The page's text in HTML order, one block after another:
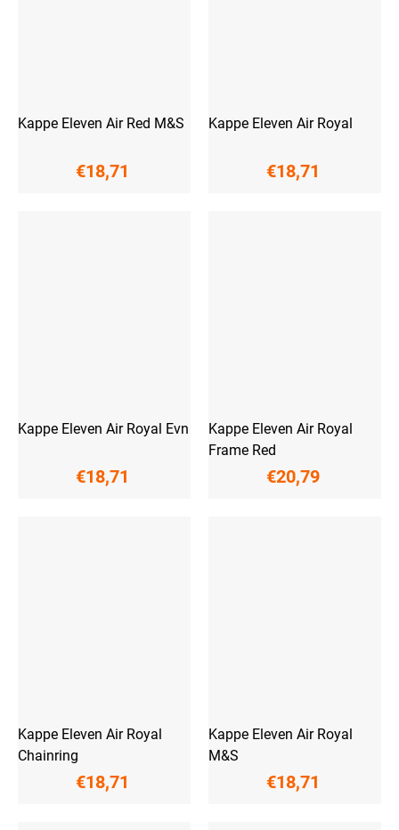
Kappe Eleven Air Red M&S
€18,71
Kappe Eleven Air Royal
€18,71
Kappe Eleven Air Royal Evn
€18,71
Kappe Eleven Air Royal
Frame Red
€20,79
Kappe Eleven Air Royal
Chainring
€18,71
Kappe Eleven Air Royal
M&S
€18,71